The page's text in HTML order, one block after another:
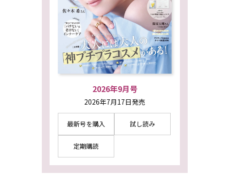
2026年9月号
2026年7月17日発売
最新号を購入 試し読み
定期購読